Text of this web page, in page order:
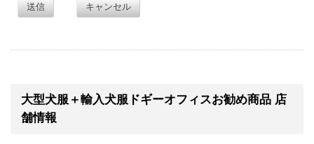
送信 キャンセル
大型犬服＋輸入犬服ドギーオフィスお勧め商品 店
舗情報